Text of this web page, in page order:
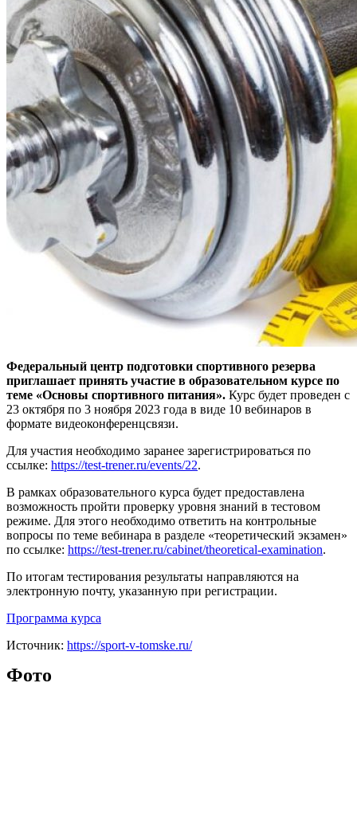
Федеральный центр подготовки спортивного резерва
приглашает принять участие в образовательном курсе по
теме «Основы спортивного питания». Курс будет проведен с
23 октября по 3 ноября 2023 года в виде 10 вебинаров в
формате видеоконференцсвязи.
Для участия необходимо заранее зарегистрироваться по
ссылке: https://test-trener.ru/events/22.
В рамках образовательного курса будет предоставлена
возможность пройти проверку уровня знаний в тестовом
режиме. Для этого необходимо ответить на контрольные
вопросы по теме вебинара в разделе «теоретический экзамен»
по ссылке: https://test-trener.ru/cabinet/theoretical-examination.
По итогам тестирования результаты направляются на
электронную почту, указанную при регистрации.
Программа курса
Источник: https://sport-v-tomske.ru/
Фото